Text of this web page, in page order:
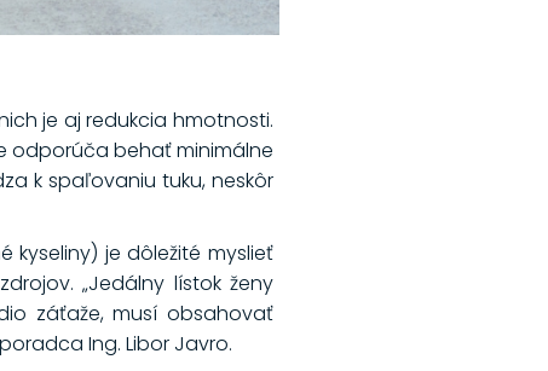
je aj redukcia hmotnosti.
odporúča behať minimálne
k spaľovaniu tuku, neskôr
kyseliny) je dôležité myslieť
„Jedálny lístok ženy
záťaže, musí obsahovať
Ing. Libor Javro.